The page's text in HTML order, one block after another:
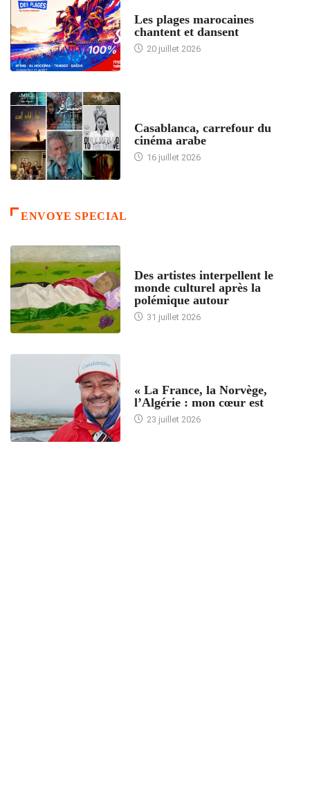
Les plages marocaines
chantent et dansent
20 juillet 2026
Casablanca, carrefour du
cinéma arabe
16 juillet 2026
ENVOYE SPECIAL
Des artistes interpellent le
monde culturel après la
polémique autour
31 juillet 2026
« La France, la Norvège,
l’Algérie : mon cœur est
23 juillet 2026